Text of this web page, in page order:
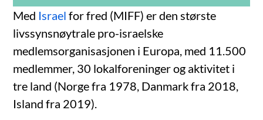
Med Israel for fred (MIFF) er den største
livssynsnøytrale pro-israelske
medlemsorganisasjonen i Europa, med 11.500
medlemmer, 30 lokalforeninger og aktivitet i
tre land (Norge fra 1978, Danmark fra 2018,
Island fra 2019).